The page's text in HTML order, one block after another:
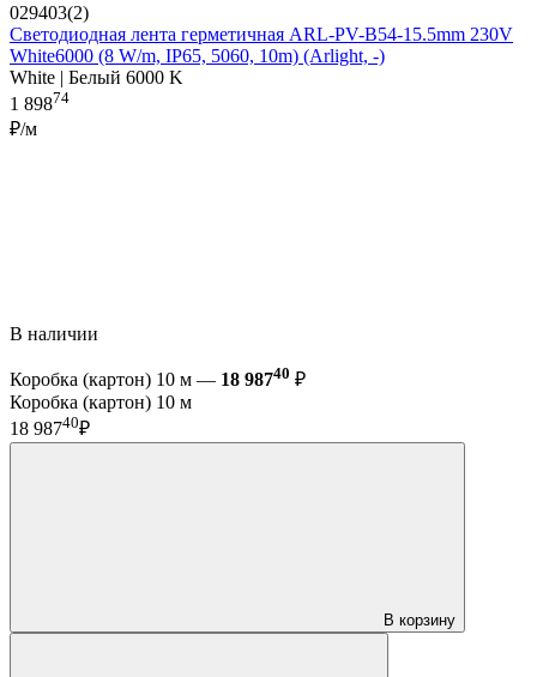
029403(2)
Светодиодная лента герметичная ARL-PV-B54-15.5mm 230V
White6000 (8 W/m, IP65, 5060, 10m) (Arlight, -)
White | Белый 6000 K
1 89874
₽/м
В наличии
Коробка (картон) 10 м — 18 98740 ₽
Коробка (картон) 10 м
18 98740₽
В корзину